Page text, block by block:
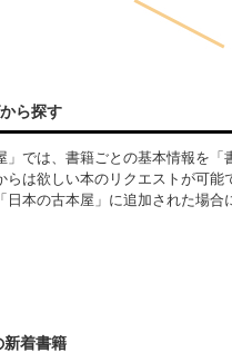
ら探す
」では、書籍ごとの基本情報を「
らは欲しい本のリクエストが可能
日本の古本屋」に追加された場合
新着書籍